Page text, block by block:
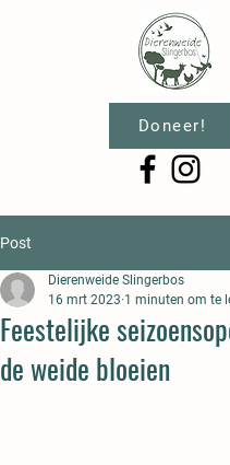
Doneer!
Post
Feestelijke
de weide bloeien
Dierenweide Slingerbos
16 mrt 2023 1 minuten om te